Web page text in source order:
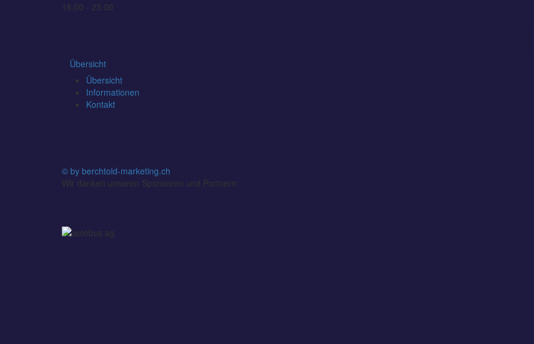
18.00 - 23.00
Übersicht
Übersicht
Informationen
Kontakt
© by berchtold-marketing.ch
Wir danken unseren Sponsoren und Partnern: